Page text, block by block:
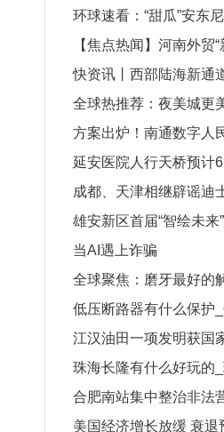
出台半导体制造设备出
者问
环球速看：“甜瓜”安东
斯送祝福：“多么伟大
【焦点热闻】河南外贸
乘风破浪
快资讯丨西部陆海新通
全线动工建设
全球热推荐：夜美城更
这个项目获国际大奖！
方案出炉！南通数字人
做
延安医院人行天桥预计
快看
成都、天津相继辟谣迪
建第三座迪士尼乐园吗
雄安新区首届“智绘未来
当AI遇上诈骗
全球聚焦：磨牙最好的
牙是什么原因
低压断路器有什么保护
些保护功能
江汉油田一项发明获国
珠海长隆有什么好玩的
最划算 环球关注
合肥南站集中整治非法
美国经济增长放缓 衰退